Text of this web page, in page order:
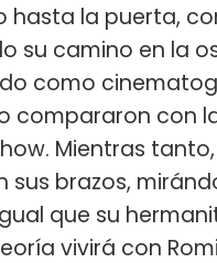
hasta la puerta,
su camino en la
como
compararon con
Mientras
sus brazos,
que su
vivirá con